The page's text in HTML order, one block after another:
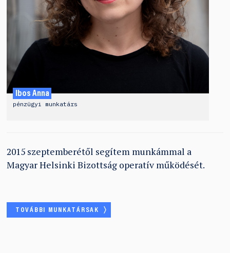
Ibos Anna
pénzügyi munkatárs
2015 szeptemberétől segítem munkámmal a
Magyar Helsinki Bizottság operatív működését.
TOVÁBBI MUNKATÁRSAK